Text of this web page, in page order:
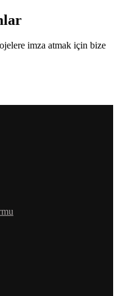
imza atmak için bize